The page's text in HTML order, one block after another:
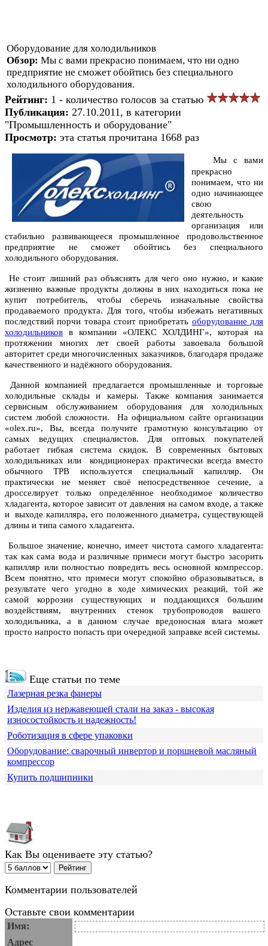
Оборудование для холодильников
Обзор: Мы с вами прекрасно понимаем, что ни одно
предприятие не сможет обойтись без специального
холодильного оборудования.
Рейтинг: 1 - количество голосов за статью
Публикация: 27.10.2011, в категории
"Промышленность и оборудование"
Просмотр: эта статья прочитана 1668 раз
Мы с вами
прекрасно
понимаем, что ни
одно начинающее
свою
деятельность
организация или
стабильно развивающееся промышленное продовольственное
предприятие не сможет обойтись без специального
холодильного оборудования.
Не стоит лишний раз объяснять для чего оно нужно, и какие
жизненно важные продукты должны в них находиться пока не
купит потребитель, чтобы сберечь изначальные свойства
продаваемого продукта. Для того, чтобы избежать негативных
последствий порчи товара стоит приобретать оборудование для
холодильников в компании «ОЛЕКС ХОЛДИНГ», которая на
протяжении многих лет своей работы завоевала большой
авторитет среди многочисленных заказчиков, благодаря продаже
качественного и надёжного оборудования.
Данной компанией предлагается промышленные и торговые
холодильные склады и камеры. Также компания занимается
сервисным обслуживанием оборудования для холодильных
систем любой сложности. На официальном сайте организации
«olex.ru», Вы, всегда получите грамотную консультацию от
самых ведущих специалистов. Для оптовых покупателей
работает гибкая система скидок. В современных бытовых
холодильниках или кондиционерах практически всегда вместо
обычного ТРВ используется специальный капилляр. Он
практически не меняет своё непосредственное сечение, а
дросселирует только определённое необходимое количество
хладагента, которое зависит от давления на самом входе, а также
и выходе капилляра, его положенного диаметра, существующей
длины и типа самого хладагента.
Большое значение, конечно, имеет чистота самого хладагента:
так как сама вода и различные примеси могут быстро засорить
капилляр или полностью повредить весь основной компрессор.
Всем понятно, что примеси могут спокойно образовываться, в
результате чего угодно в ходе химических реакций, той же
самой коррозии существующих и поддающихся большим
воздействиям, внутренних стенок трубопроводов вашего
холодильника, а в данном случае вредоносная влага может
просто напросто попасть при очередной заправке всей системы.
Еще статьи по теме
Лазерная резка фанеры
Изделия из нержавеющей стали на заказ - высокая
износостойкость и надежность!
Роботизация в сфере упаковки
Оборудование: сварочный инвертор и поршневой масляный
компрессор
Купить подшипники
Как Вы оцениваете эту статью?
Комментарии пользователей
Оставьте свои комментарии
Имя:
Адрес